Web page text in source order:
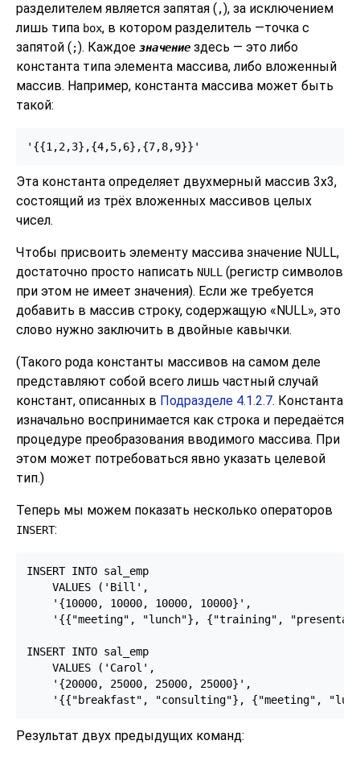
разделителем является запятая ( ,), за исключением
лишь типа box, в котором разделитель —точка с
запятой ( ;). Каждое значение здесь — это либо
константа типа элемента массива, либо вложенный
массив. Например, константа массива может быть
такой:
'{{1,2,3},{4,5,6},{7,8,9}}'
Эта константа определяет двухмерный массив 3x3,
состоящий из трёх вложенных массивов целых
чисел.
Чтобы присвоить элементу массива значение NULL,
достаточно просто написать NULL (регистр символов
при этом не имеет значения). Если же требуется
добавить в массив строку, содержащую « NULL», это
слово нужно заключить в двойные кавычки.
(Такого рода константы массивов на самом деле
представляют собой всего лишь частный случай
констант, описанных в Подразделе 4.1.2.7. Константа
изначально воспринимается как строка и передаётся
процедуре преобразования вводимого массива. При
этом может потребоваться явно указать целевой
тип.)
Теперь мы можем показать несколько операторов
INSERT:
INSERT INTO sal_emp
    VALUES ('Bill',
    '{10000, 10000, 10000, 10000}',
'{{"meeting", "lunch"}, {"training",
INSERT INTO sal_emp
    VALUES ('Carol',
    '{20000, 25000, 25000, 25000}',
'{{"breakfast", "consulting"}, {"meeting",
Результат двух предыдущих команд: